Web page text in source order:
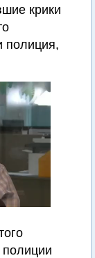
крики
полиция,
полиции